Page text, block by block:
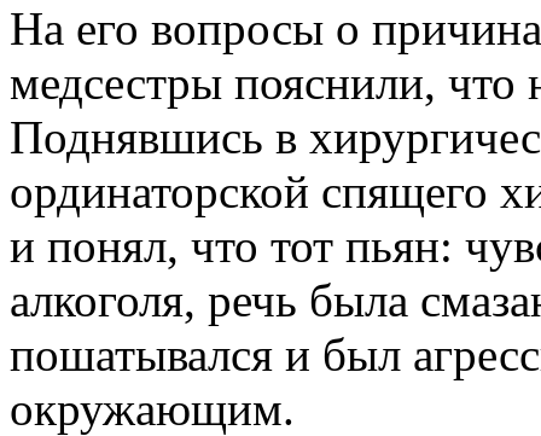
На его вопросы о
медсестры пояснили, что
Поднявшись в
ординаторской спящего
и понял, что тот пьян:
алкоголя, речь была
пошатывался и был
окружающим.